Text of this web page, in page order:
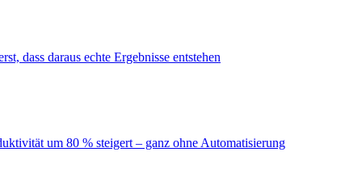
dass daraus echte Ergebnisse entstehen
um 80 % steigert – ganz ohne Automatisierung